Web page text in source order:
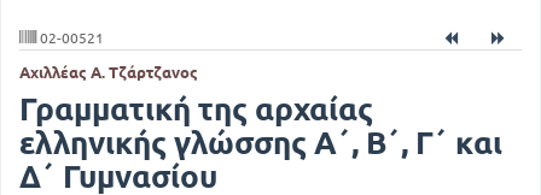
02-00521
Αχιλλέας Α. Τζάρτζανος
Γραμματική της αρχαίας
ελληνικής γλώσσης Α΄, Β΄, Γ΄ και
Δ΄ Γυμνασίου